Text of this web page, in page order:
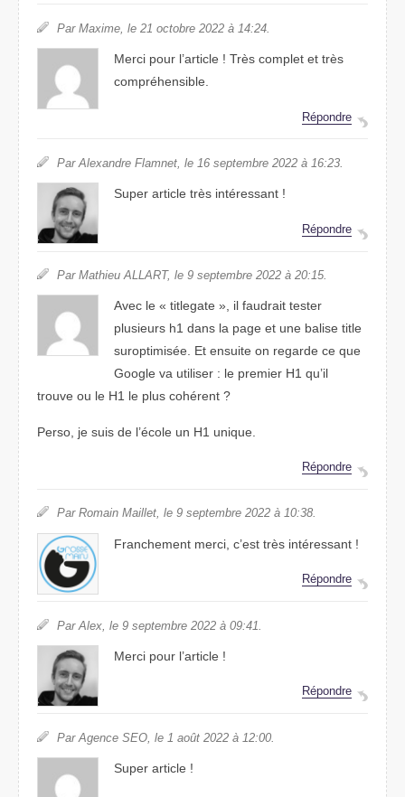
Par Maxime, le 21 octobre 2022 à 14:24.
Merci pour l’article ! Très complet et très
compréhensible.
Répondre
Par Alexandre Flamnet, le 16 septembre 2022 à 16:23.
Super article très intéressant !
Répondre
Par Mathieu ALLART, le 9 septembre 2022 à 20:15.
Avec le « titlegate », il faudrait tester
plusieurs h1 dans la page et une balise title
suroptimisée. Et ensuite on regarde ce que
Google va utiliser : le premier H1 qu’il
trouve ou le H1 le plus cohérent ?
Perso, je suis de l’école un H1 unique.
Répondre
Par Romain Maillet, le 9 septembre 2022 à 10:38.
Franchement merci, c’est très intéressant !
Répondre
Par Alex, le 9 septembre 2022 à 09:41.
Merci pour l’article !
Répondre
Par Agence SEO, le 1 août 2022 à 12:00.
Super article !